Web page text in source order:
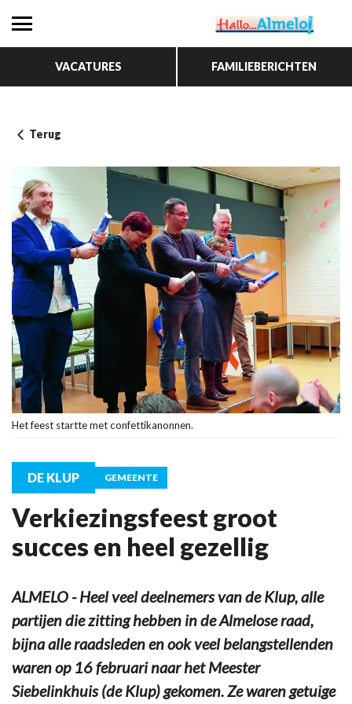
VACATURES FAMILIEBERICHTEN
Terug
Het feest startte met confettikanonnen.
DE KLUP GEMEENTE
Verkiezingsfeest groot
succes en heel gezellig
ALMELO - Heel veel deelnemers van de Klup, alle
partijen die zitting hebben in de Almelose raad,
bijna alle raadsleden en ook veel belangstellenden
waren op 16 februari naar het Meester
Siebelinkhuis (de Klup) gekomen. Ze waren getuige